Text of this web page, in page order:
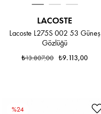
LACOSTE
Lacoste L275S 002 53 Güneş
Gözlüğü
₺9.113,00
₺13.807,00
%24